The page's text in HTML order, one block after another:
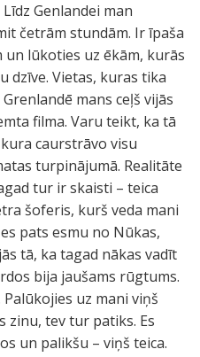
Genlandei man
četrām stundām. Ir īpaša
lūkoties uz ēkām, kurās
dzīve. Vietas, kuras tika
mans ceļš vijās
filma. Varu teikt, ka tā
caurstrāvo visu
turpinājumā. Realitāte
tur ir skaisti – teica
šoferis, kurš veda mani
pats esmu no Nūkas,
tā, ka tagad nākas vadīt
bija jaušams rūgtums.
uz mani viņš
zinu, tev tur patiks. Es
un palikšu – viņš teica.